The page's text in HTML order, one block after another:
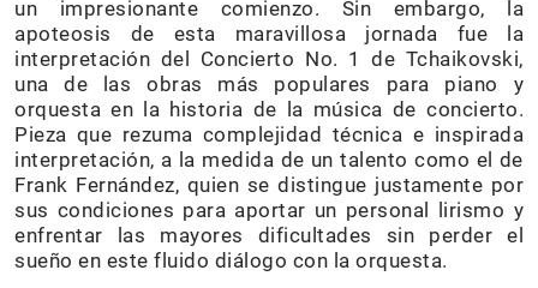
un impresionante comienzo. Sin embargo, la
apoteosis de esta maravillosa jornada fue la
interpretación del Concierto No. 1 de Tchaikovski,
una de las obras más populares para piano y
orquesta en la historia de la música de concierto.
Pieza que rezuma complejidad técnica e inspirada
interpretación, a la medida de un talento como el de
Frank Fernández, quien se distingue justamente por
sus condiciones para aportar un personal lirismo y
enfrentar las mayores dificultades sin perder el
sueño en este fluido diálogo con la orquesta.